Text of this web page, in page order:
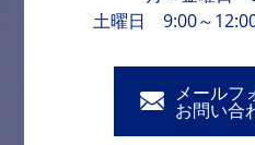
土曜日 9:00～12:00
メールフ
お問い合